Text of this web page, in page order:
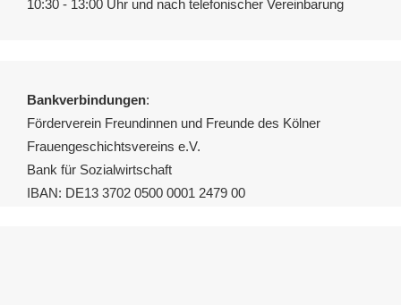
10:30 - 13:00 Uhr und nach telefonischer Vereinbarung
Bankverbindungen:
Förderverein Freundinnen und Freunde des Kölner
Frauengeschichtsvereins e.V.
Bank für Sozialwirtschaft
IBAN: DE13 3702 0500 0001 2479 00